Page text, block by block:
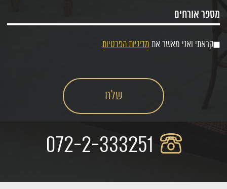
קראתי ואני מאשר את מדיניות הפרטיות